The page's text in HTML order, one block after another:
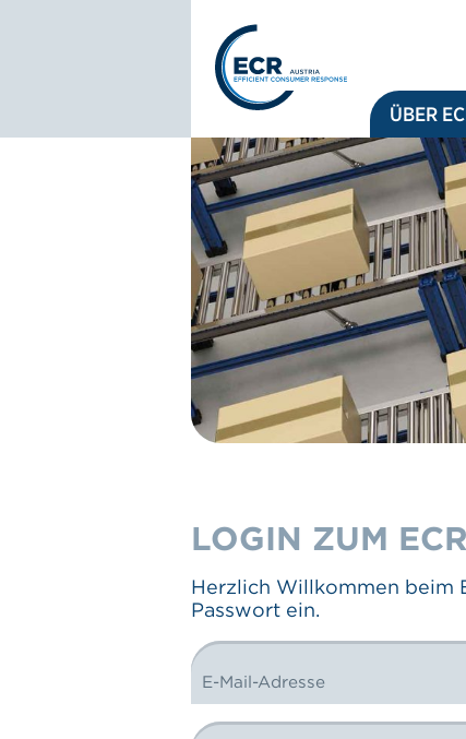
Logo: ECR Austria
ÜBER
LOGIN ZUM
Herzlich Willkommen beim
Passwort ein.
LOGIN FORM
E-Mail-Adresse